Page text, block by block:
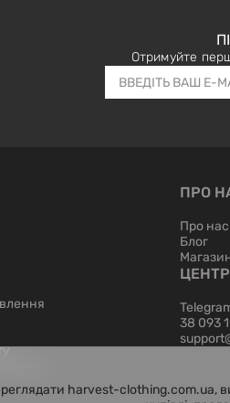
Отримуйте
ПРО
Про нас
Блог
38 093
harvest-clothing.com.ua,